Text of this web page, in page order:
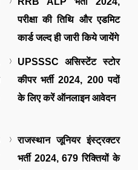
परीक्षा की तिथि और एडमिट
कार्ड जल्द ही जारी किये जायेंगे
UPSSSC असिस्टेंट स्टोर
कीपर भर्ती 2024, 200 पदों
के लिए करें ऑनलाइन आवेदन
राजस्थान जूनियर इंस्ट्रक्टर
भर्ती 2024, 679 रिक्तियों के